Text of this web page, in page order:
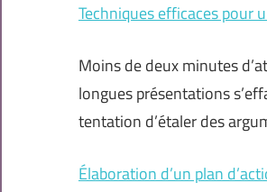
Techniques efficaces pour
Moins de deux minutes
longues présentations
tentation d’étaler des
Élaboration d’un plan